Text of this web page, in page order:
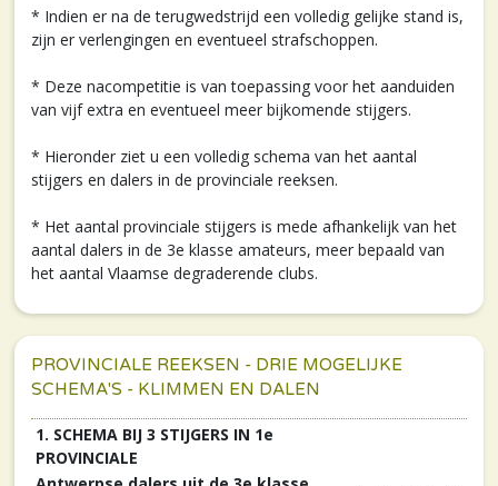
* Indien er na de terugwedstrijd een volledig gelijke stand is,
zijn er verlengingen en eventueel strafschoppen.
* Deze nacompetitie is van toepassing voor het aanduiden
van vijf extra en eventueel meer bijkomende stijgers.
* Hieronder ziet u een volledig schema van het aantal
stijgers en dalers in de provinciale reeksen.
* Het aantal provinciale stijgers is mede afhankelijk van het
aantal dalers in de 3e klasse amateurs, meer bepaald van
het aantal Vlaamse degraderende clubs.
PROVINCIALE REEKSEN - DRIE MOGELIJKE
SCHEMA'S - KLIMMEN EN DALEN
1. SCHEMA BIJ 3 STIJGERS IN 1e
PROVINCIALE